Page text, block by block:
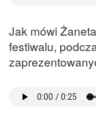
Jak mówi
festiwalu,